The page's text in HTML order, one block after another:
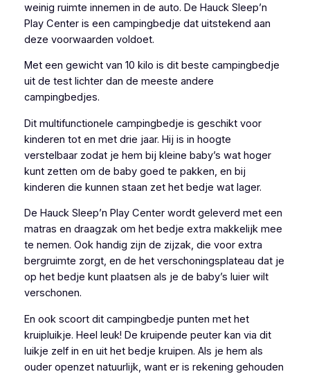
weinig ruimte innemen in de auto. De Hauck Sleep’n
Play Center is een campingbedje dat uitstekend aan
deze voorwaarden voldoet.
Met een gewicht van 10 kilo is dit beste campingbedje
uit de test lichter dan de meeste andere
campingbedjes.
Dit multifunctionele campingbedje is geschikt voor
kinderen tot en met drie jaar. Hij is in hoogte
verstelbaar zodat je hem bij kleine baby’s wat hoger
kunt zetten om de baby goed te pakken, en bij
kinderen die kunnen staan zet het bedje wat lager.
De Hauck Sleep’n Play Center wordt geleverd met een
matras en draagzak om het bedje extra makkelijk mee
te nemen. Ook handig zijn de zijzak, die voor extra
bergruimte zorgt, en de het verschoningsplateau dat je
op het bedje kunt plaatsen als je de baby’s luier wilt
verschonen.
En ook scoort dit campingbedje punten met het
kruipluikje. Heel leuk! De kruipende peuter kan via dit
luikje zelf in en uit het bedje kruipen. Als je hem als
ouder openzet natuurlijk, want er is rekening gehouden